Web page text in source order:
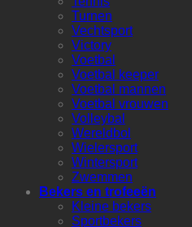
Turnen
Vechtsport
Victory
Voetbal
Voetbal keeper
Voetbal mannen
Voetbal vrouwen
Volleybal
Wereldbol
Wielersport
Wintersport
Zwemmen
Bekers en trofeeën
Kleine bekers
Sportbekers